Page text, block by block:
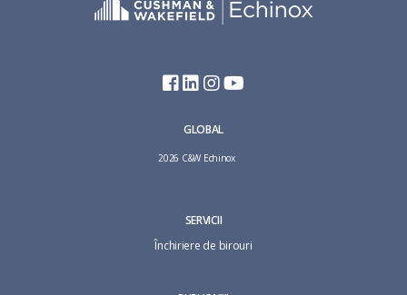
GLOBAL
2026 C&W Echinox
SERVICII
Închiriere de birouri